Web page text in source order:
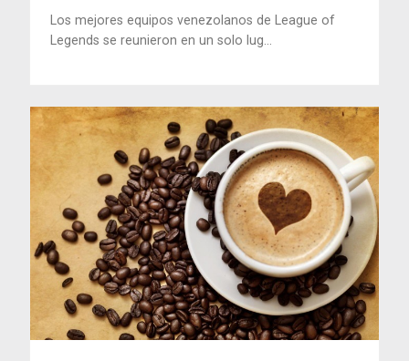
Los mejores equipos venezolanos de League of
Legends se reunieron en un solo lug...